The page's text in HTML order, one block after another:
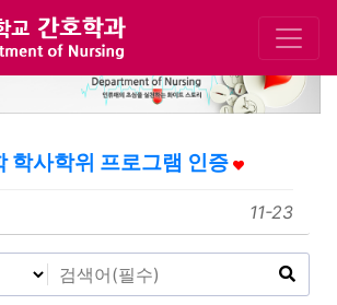
학사학위 프로그램 인증
11-23